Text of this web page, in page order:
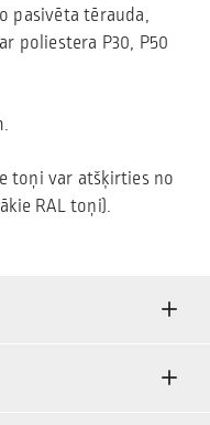
pasivēta tērauda,
poliestera P30, P50
toņi var atšķirties no
RAL toņi).